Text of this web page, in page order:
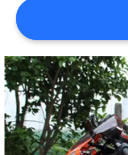
की
विनती
करे